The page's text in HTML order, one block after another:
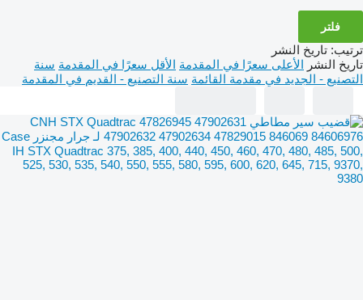
فلتر
ترتيب: تاريخ النشر
تاريخ النشر الأعلى سعرًا في المقدمة الأقل سعرًا في المقدمة سنة
التصنيع - الجديد في مقدمة القائمة سنة التصنيع - القديم في المقدمة